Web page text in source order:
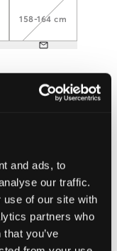
and ads, to
our traffic.
use of our site with
partners who
you’ve
158-164 cm